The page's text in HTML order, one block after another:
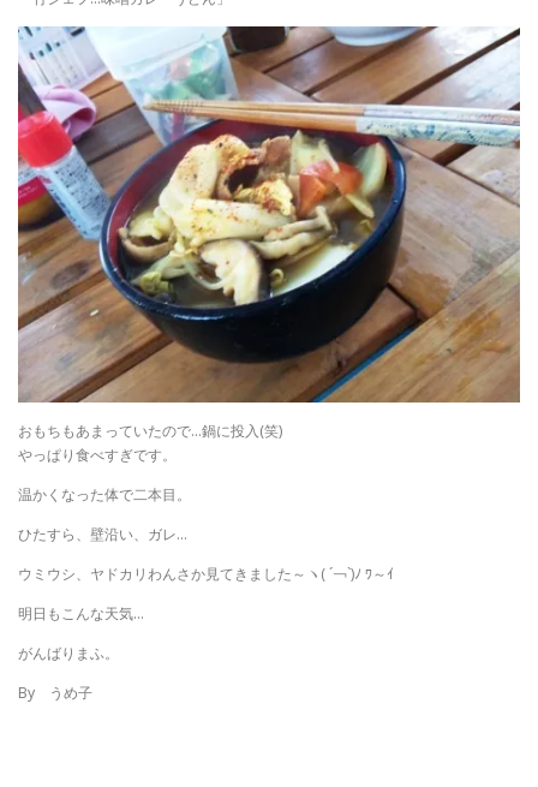
おもちもあまっていたので…鍋に投入(笑)
やっぱり食べすぎです。
温かくなった体で二本目。
ひたすら、壁沿い、ガレ…
ウミウシ、ヤドカリわんさか見てきました～ヽ( ´￢`)ﾉ ﾜ～ｲ
明日もこんな天気…
がんばりまふ。
By うめ子